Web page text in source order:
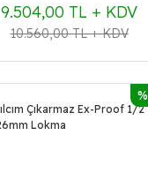
9.504,00 TL + KDV
10.560,00 TL + KDV